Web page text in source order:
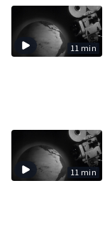
11 min
11 min